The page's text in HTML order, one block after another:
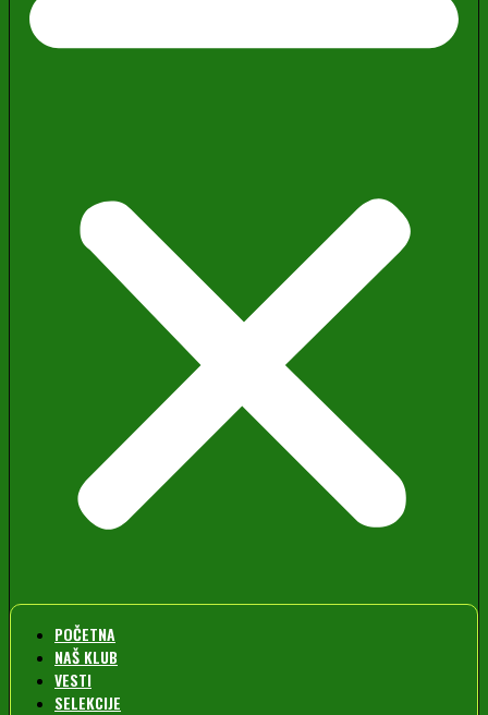
POČETNA
NAŠ KLUB
VESTI
SELEKCIJE